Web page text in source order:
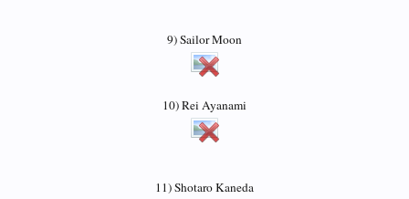
9) Sailor Moon
10) Rei Ayanami
11) Shotaro Kaneda